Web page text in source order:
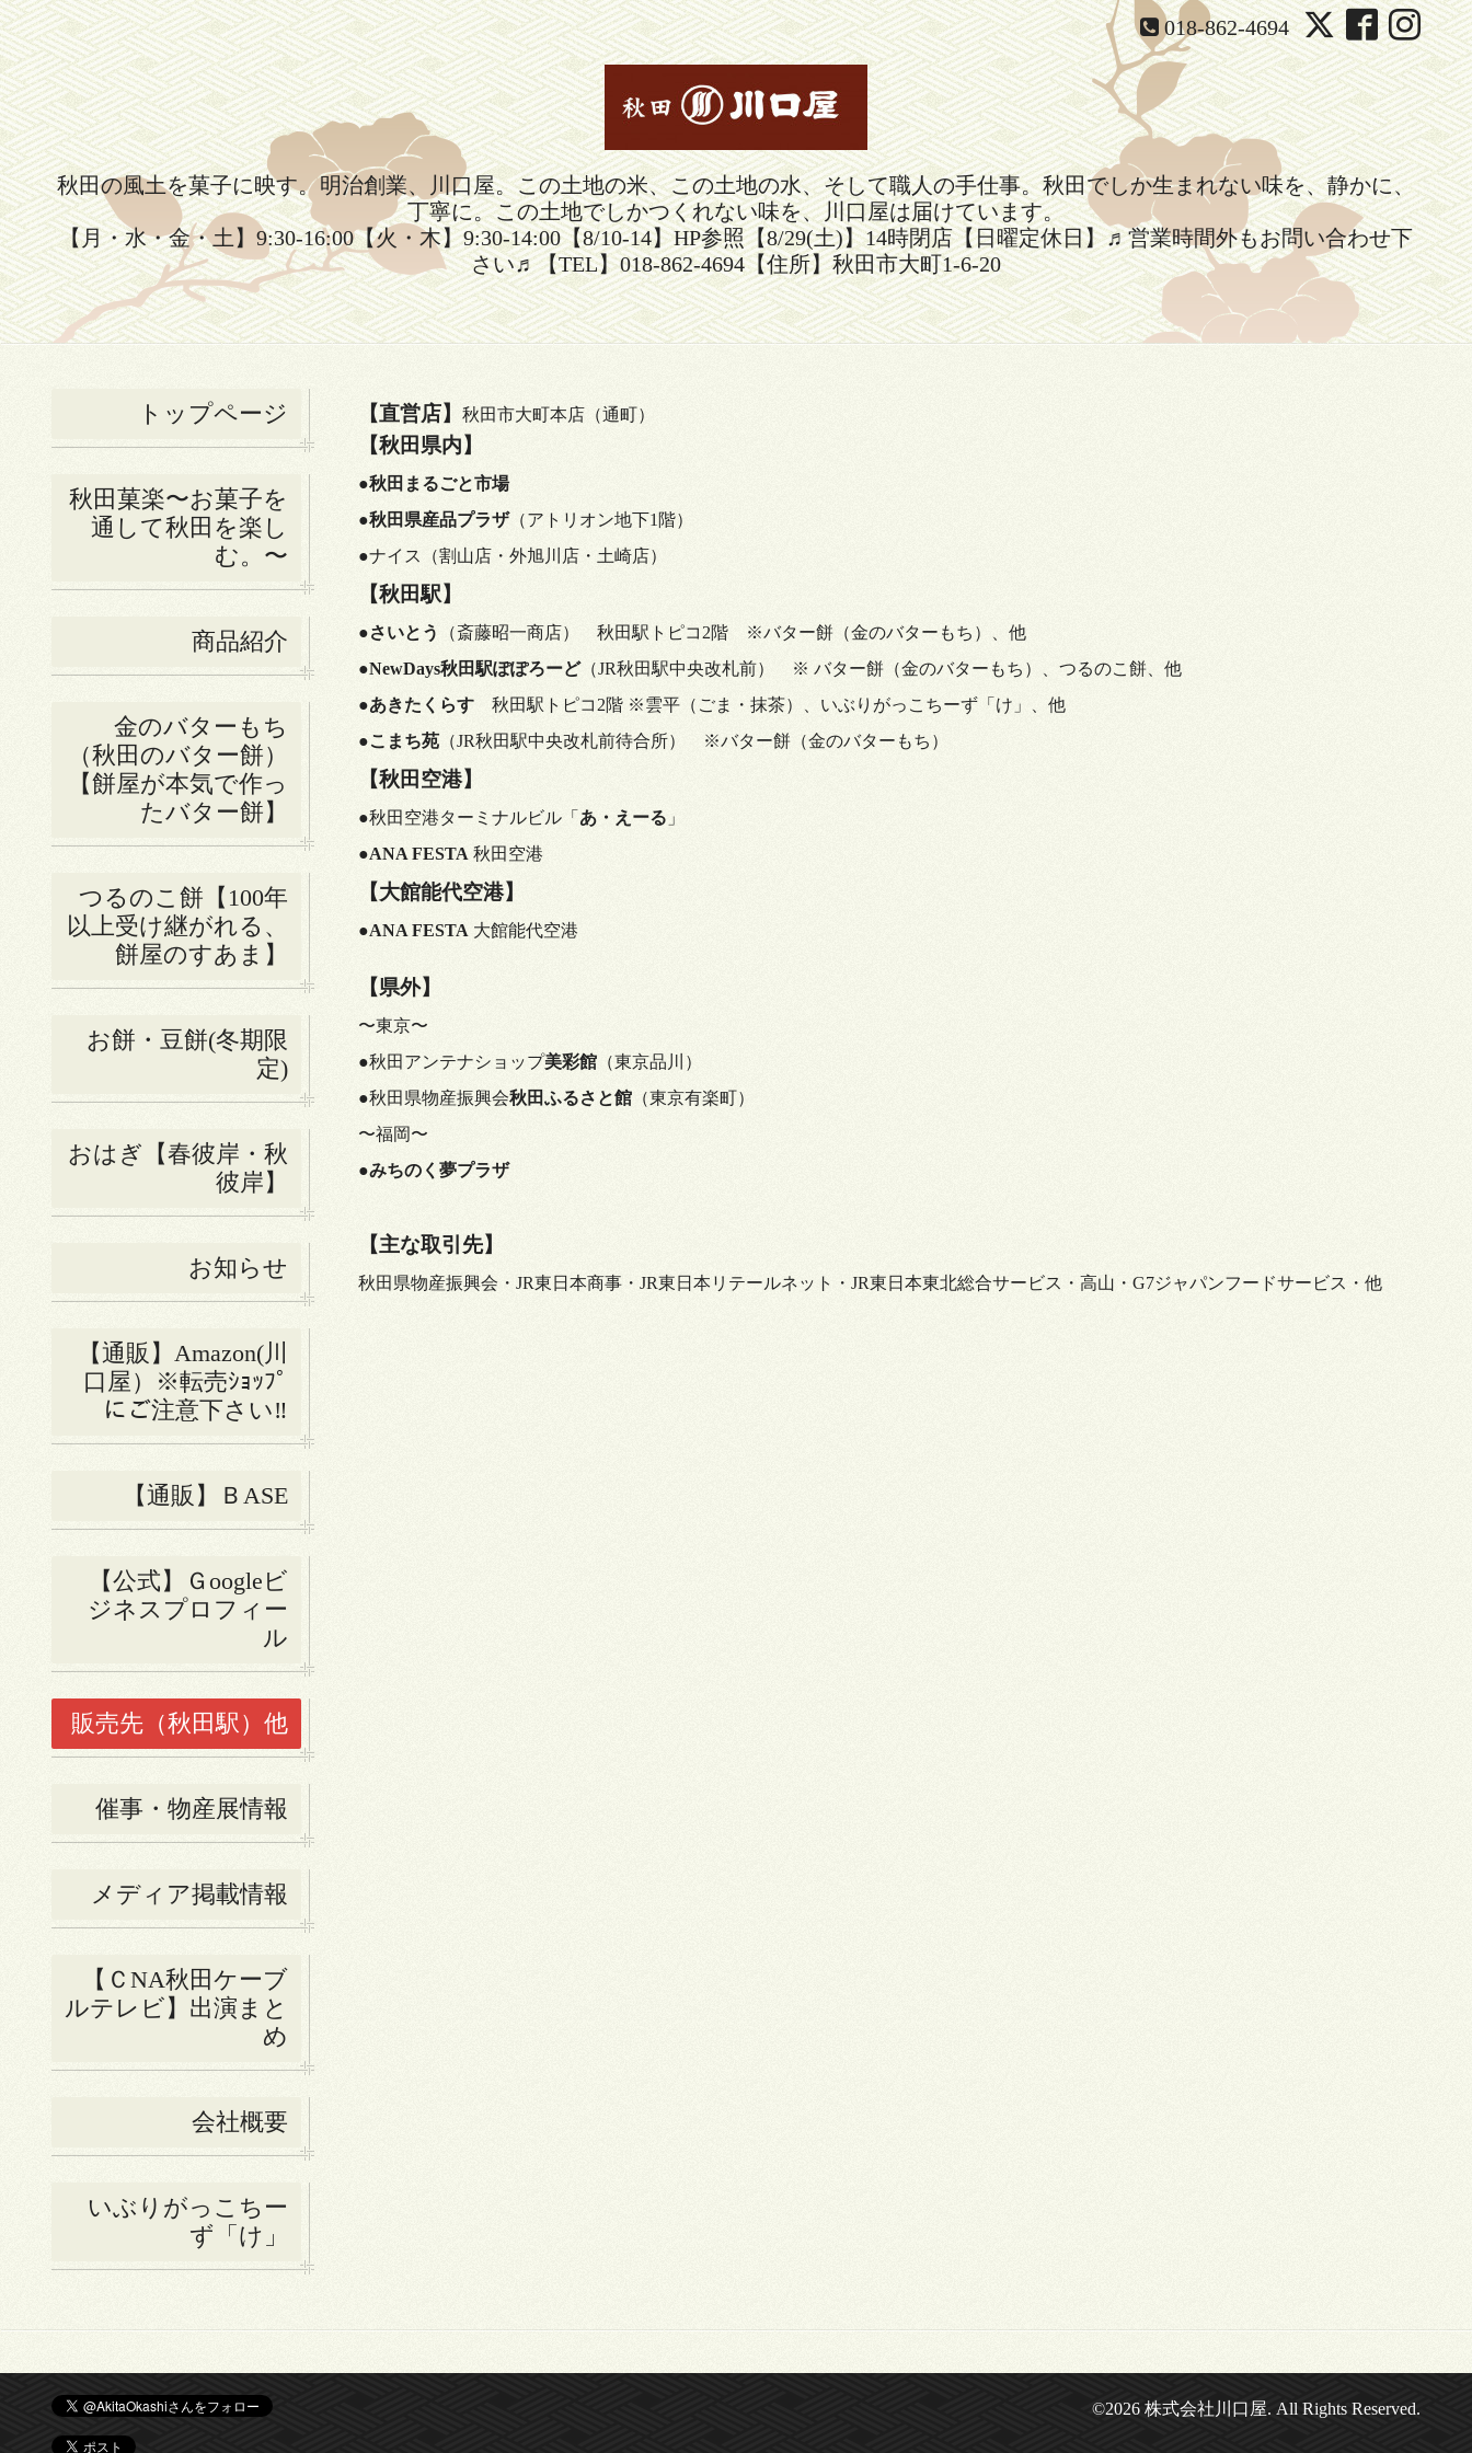
018-862-4694
秋田の風土を菓子に映す。明治創業、川口屋。この土地の米、この土地の水、そして職人の手仕事。秋田でしか生まれない味を、静かに、
丁寧に。この土地でしかつくれない味を、川口屋は届けています。
【月・水・金・土】9:30-16:00【火・木】9:30-14:00【8/10-14】HP参照【8/29(土)】14時閉店【日曜定休日】♬営業時間外もお問い合わせ下
さい♬【TEL】018-862-4694【住所】秋田市大町1-6-20
トップページ
秋田菓楽〜お菓子を
通して秋田を楽し
む。〜
商品紹介
金のバターもち
（秋田のバター餅）
【餅屋が本気で作っ
たバター餅】
つるのこ餅【100年
以上受け継がれる、
餅屋のすあま】
お餅・豆餅(冬期限
定)
おはぎ【春彼岸・秋
彼岸】
お知らせ
【通販】Amazon(川
口屋）※転売ｼｮｯﾌﾟ
にご注意下さい‼
【通販】ＢASE
【公式】Ｇoogleビ
ジネスプロフィー
ル
販売先（秋田駅）他
催事・物産展情報
メディア掲載情報
【ＣNA秋田ケーブ
ルテレビ】出演まと
め
会社概要
いぶりがっこちー
ず「け」
【直営店】 秋田市大町本店（通町）
【秋田県内】
●秋田まるごと市場
●秋田県産品プラザ（アトリオン地下1階）
●ナイス（割山店・外旭川店・土崎店）
【秋田駅】
●さいとう （斎藤昭一商店） 秋田駅トピコ2階 ※バター餅（金のバターもち）、他
●NewDays秋田駅ぽぽろーど（JR秋田駅中央改札前） ※ バター餅（金のバターもち）、つるのこ餅、他
●あきたくらす 秋田駅トピコ2階 ※雲平（ごま・抹茶）、いぶりがっこちーず「け」、他
●こまち苑 （JR秋田駅中央改札前待合所） ※バター餅（金のバターもち）
【秋田空港】
●秋田空港ターミナルビル「 あ・えーる 」
●ANA FESTA 秋田空港
【大館能代空港】
●ANA FESTA 大館能代空港
【県外】
〜東京〜
●秋田アンテナショップ美彩館 （東京品川）
●秋田県物産振興会秋田ふるさと館 （東京有楽町）
〜福岡〜
●みちのく夢プラザ
【主な取引先】
秋田県物産振興会・JR東日本商事・JR東日本リテールネット・JR東日本東北総合サービス・高山・G7ジャパンフードサービス・他
©2026 株式会社川口屋. All Rights Reserved.